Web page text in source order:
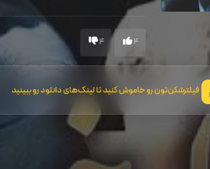
4
4
فیلترشکن‌تون رو خاموش کنید تا لینک‌های دانلود رو ببینید